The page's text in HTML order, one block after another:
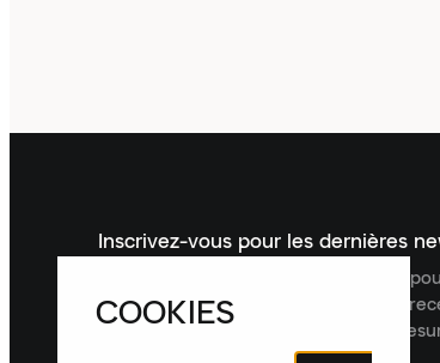
Inscrivez-vous pour les dernières
Inscrivez-vous à la newsletter Laced
dernières nouveautés, collections et
recommandations de produits sur
COOKIES